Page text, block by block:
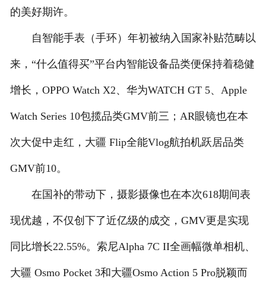
的美好期许。
自智能手表（手环）年初被纳入国家补贴范畴以
来，“什么值得买”平台内智能设备品类便保持着稳健
增长，OPPO Watch X2、华为WATCH GT 5、Apple
Watch Series 10包揽品类GMV前三；AR眼镜也在本
次大促中走红，大疆 Flip全能Vlog航拍机跃居品类
GMV前10。
在国补的带动下，摄影摄像也在本次618期间表
现优越，不仅创下了近亿级的成交，GMV更是实现
同比增长22.55%。索尼Alpha 7C II全画幅微单相机、
大疆 Osmo Pocket 3和大疆Osmo Action 5 Pro脱颖而